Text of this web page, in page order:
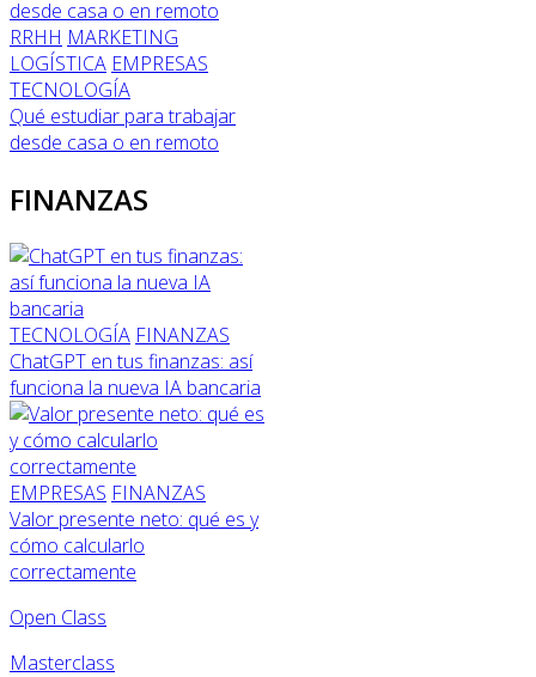
RRHH MARKETING
LOGÍSTICA EMPRESAS
TECNOLOGÍA
Qué estudiar para trabajar
desde casa o en remoto
FINANZAS
TECNOLOGÍA FINANZAS
ChatGPT en tus finanzas: así
funciona la nueva IA bancaria
EMPRESAS FINANZAS
Valor presente neto: qué es y
cómo calcularlo
correctamente
Open Class
Masterclass